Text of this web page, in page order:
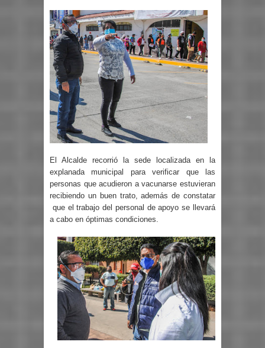
El Alcalde recorrió la sede localizada en la
explanada municipal para verificar que las
personas que acudieron a vacunarse estuvieran
recibiendo un buen trato, además de constatar
que el trabajo del personal de apoyo se llevará
a cabo en óptimas condiciones.